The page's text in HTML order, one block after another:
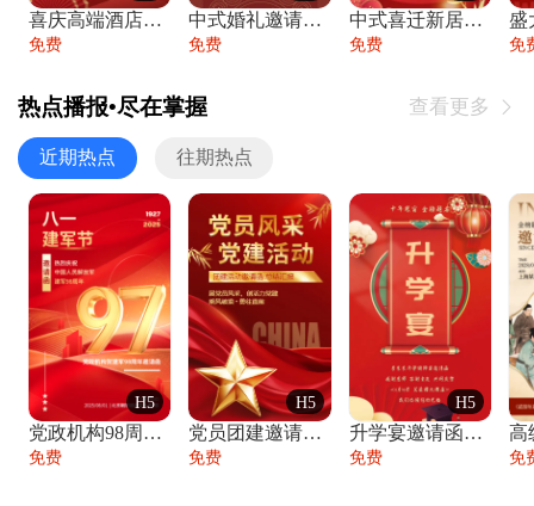
喜庆高端酒店开业大吉邀请函
免费
中式婚礼邀请函中国风传统复古婚礼请柬请帖
免费
中式喜迁新居乔迁之喜邀请函宴会请帖
免费 免
热点播报•尽在掌握 查看更多 
近期热点 往期热点
H5
党政机构98周年八一建军节庆祝晚会活动邀
免费
H5
党员团建邀请函党建活动风采党会工作汇报总
免费
H5
升学宴邀请函喜报金榜题名高端谢师宴邀请函
免费 免